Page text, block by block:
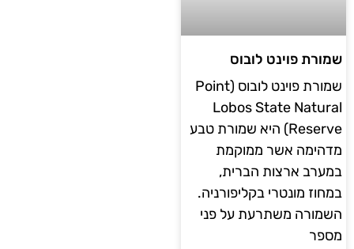
שמורת פוינט לובוס
שמורת פוינט לובוס (Point
Lobos State Natural
Reserve) היא שמורת טבע
מדהימה אשר ממוקמת
במערב ארצות הברית,
במחוז מונטרי בקליפורניה.
השמורה משתרעת על פני
מספר